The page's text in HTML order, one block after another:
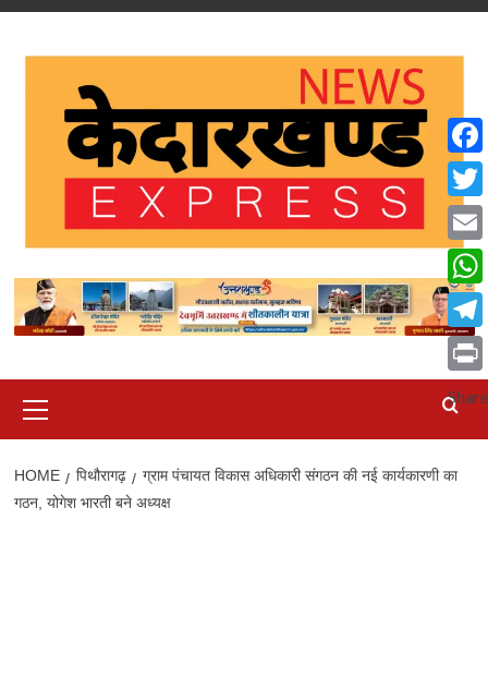
Skip
Menu
HOME पिथौरागढ़
ग्राम पंचायत विकास अधिकारी संगठन की नई कार्यकारणी का
गठन, योगेश भारती बने अध्यक्ष
Email
Print
Share